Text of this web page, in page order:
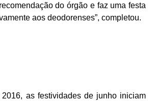
do órgão e faz uma festa
aos deodorenses”, completou.
as festividades de junho iniciam